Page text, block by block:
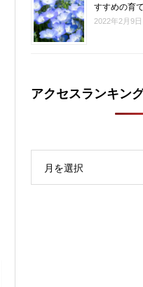
すすめの育
2022年2月9日
アクセスランキン
月を選択